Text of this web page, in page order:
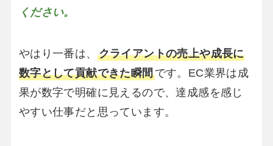
ください。
やはり一番は、 クライアントの売上や成長に
数字として貢献できた瞬間です。EC業界は成
果が数字で明確に見えるので、達成感を感じ
やすい仕事だと思っています。